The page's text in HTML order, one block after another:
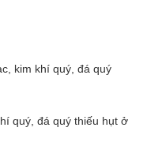
kim khí quý, đá quý
quý, đá quý thiếu hụt ở